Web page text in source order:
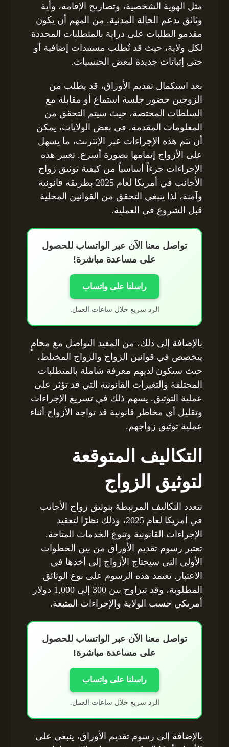
مثل الهوية الشخصية، وتصاريح الإقامة، وأية
وثائق تدعم الحالة المدنية. من المهم أن يكون
مقدمو الطلبات على دراية بالمتطلبات المحددة
لكل ولاية، حيث قد تُطلب مستندات إضافية أو
حتى إثباتات جديدة لبعض الجنسيات.
بعد استكمال تقديم الأوراق، قد يطلب من
الزوجين حضور جلسة استماع أو مقابلة مع
السلطات المختصة، حيث سيتم التحقق من
المعلومات المقدمة. في بعض الولايات، يمكن
أن تتم هذه الإجراءات عبر الإنترنت، ما يسهل
على الأزواج إتمامها بصورة أسرع. تعتبر هذه
الإجراءات جزءاً أساسياً من كيفية توثيق زواج
الأجانب في أمريكا لعام 2025 بطريقة قانونية
وآمنة، لذا ينبغي التحقق من القوانين المحلية
قبل الشروع في العملية.
تواصل معنا الآن عبر الواتساب للحصول
على مساعدة مباشرة!
راسلنا على واتساب
الرد سريع خلال ساعات العمل.
بالإضافة إلى ذلك، من المفيد التواصل مع محامٍ
يتخصص في قوانين الزواج والزواج المختلط،
حيث سيكون لديهم معرفة شاملة بالمتطلبات
المختلفة والتغيرات القانونية التي قد تؤثر على
عملية التوثيق. يسهم ذلك في تسريع الإجراءات
وتقليل أي مخاطر قانونية قد تواجه الأزواج أثناء
عملية توثيق زواجهم.
التكاليف المتوقعة
لتوثيق الزواج
تتعدد التكاليف المرتبطة بتوثيق زواج الأجانب
في أمريكا لعام 2025، وذلك نظرًا لتعقيد
الإجراءات القانونية وتنوع الخدمات المتاحة.
تعتبر رسوم تقديم الأوراق من بين الخطوات
الأولى التي سيحتاج الأزواج إلى أخذها في
الاعتبار. تعتمد هذه الرسوم على نوع الوثائق
المطلوبة، وقد تتراوح بين 300 إلى 1,000 دولار
أمريكي حسب الولاية والإجراءات المتبعة.
تواصل معنا الآن عبر الواتساب للحصول
على مساعدة مباشرة!
راسلنا على واتساب
الرد سريع خلال ساعات العمل.
بالإضافة إلى رسوم تقديم الأوراق، ينبغي على